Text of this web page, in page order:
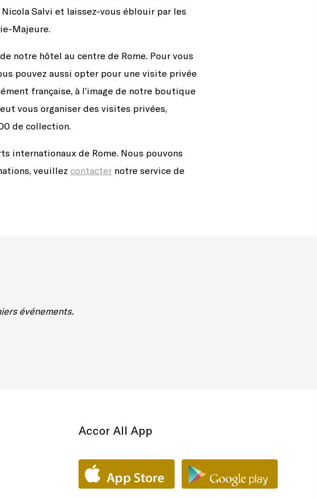
Salvi et laissez-vous éblouir par les
Majeure.
notre hôtel au centre de Rome. Pour vous
pouvez aussi opter pour une visite privée
française, à l’image de notre boutique
vous organiser des visites privées,
de collection.
internationaux de Rome. Nous pouvons
veuillez contacter notre service de
événements.
Accor All App